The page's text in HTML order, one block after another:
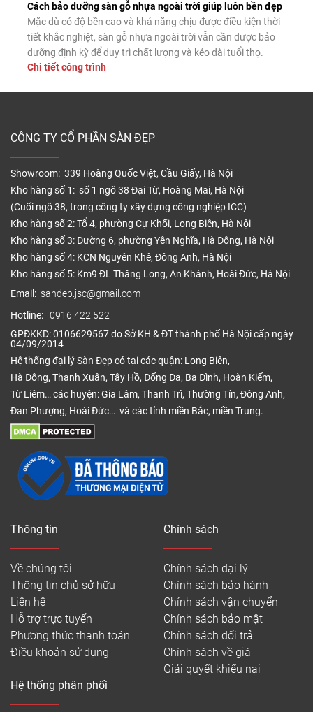
Cách bảo dưỡng sàn gỗ nhựa ngoài trời giúp luôn bền đẹp
Mặc dù có độ bền cao và khả năng chịu được điều kiện thời
tiết khắc nghiệt, sàn gỗ nhựa ngoài trời vẫn cần được bảo
dưỡng định kỳ để duy trì chất lượng và kéo dài tuổi thọ.
Trong bài viết này, hãy cùng tìm hiểu cách bảo dưỡng sàn
Chi tiết công trình
CÔNG TY CỔ PHẦN SÀN ĐẸP
Showroom: 339 Hoàng Quốc Việt, Cầu Giấy, Hà Nội
Kho hàng số 1: số 1 ngõ 38 Đại Từ, Hoàng Mai, Hà Nội
(Cuối ngõ 38, trong công ty xây dựng công nghiệp ICC)
Kho hàng số 2: Tổ 4, phường Cự Khối, Long Biên, Hà Nội
Kho hàng số 3: Đường 6, phường Yên Nghĩa, Hà Đông, Hà Nội
Kho hàng số 4: KCN Nguyên Khê, Đông Anh, Hà Nội
Kho hàng số 5: Km9 ĐL Thăng Long, An Khánh, Hoài Đức, Hà Nội
Email: sandep.jsc@gmail.com
Hotline: 0916.422.522
GPĐKKD: 0106629567 do Sở KH & ĐT thành phố Hà Nội cấp ngày
04/09/2014
Hệ thống đại lý Sàn Đẹp có tại các quận: Long Biên,
Hà Đông, Thanh Xuân, Tây Hồ, Đống Đa, Ba Đình, Hoàn Kiếm,
Từ Liêm… các huyện: Gia Lâm, Thanh Trì, Thường Tín, Đông Anh,
Đan Phượng, Hoài Đức… và các tỉnh miền Bắc, miền Trung.
Thông tin
Về chúng tôi
Thông tin chủ sở hữu
Liên hệ
Hỗ trợ trực tuyến
Phương thức thanh toán
Điều khoản sử dụng
Chính sách
Chính sách đại lý
Chính sách bảo hành
Chính sách vận chuyển
Chính sách bảo mật
Chính sách đổi trả
Chính sách về giá
Giải quyết khiếu nại
Hệ thống phân phối